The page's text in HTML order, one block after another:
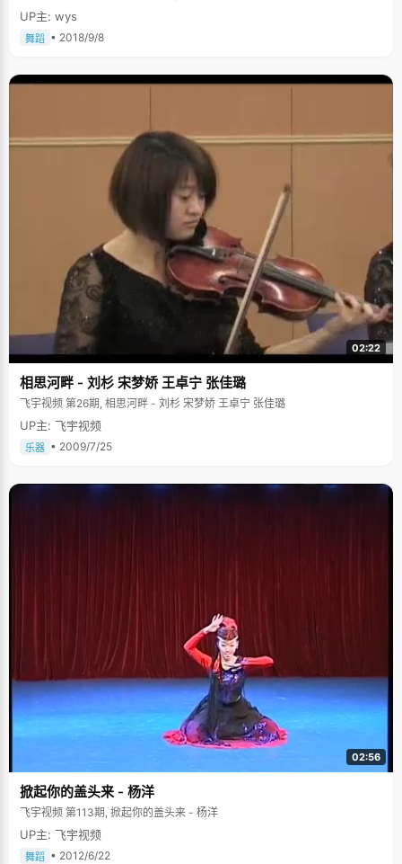
UP主: wys
舞蹈 • 2018/9/8
02:22
相思河畔 - 刘杉 宋梦娇 王卓宁 张佳璐
飞宇视频 第26期, 相思河畔 - 刘杉 宋梦娇 王卓宁 张佳璐
UP主: 飞宇视频
乐器 • 2009/7/25
02:56
掀起你的盖头来 - 杨洋
飞宇视频 第113期, 掀起你的盖头来 - 杨洋
UP主: 飞宇视频
舞蹈 • 2012/6/22